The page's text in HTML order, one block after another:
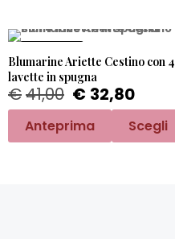
Blumarine Ariette Cestino con 4
lavette in spugna
€41,00 € 32,80
Anteprima Scegli